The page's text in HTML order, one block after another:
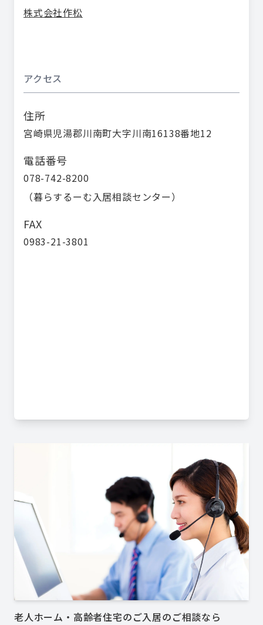
株式会社作松
アクセス
住所
宮崎県児湯郡川南町大字川南16138番地12
電話番号
078-742-8200
（暮らするーむ入居相談センター）
FAX
0983-21-3801
老人ホーム・高齢者住宅のご入居のご相談なら